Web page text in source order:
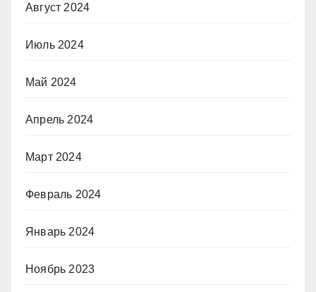
Август 2024
Июль 2024
Май 2024
Апрель 2024
Март 2024
Февраль 2024
Январь 2024
Ноябрь 2023